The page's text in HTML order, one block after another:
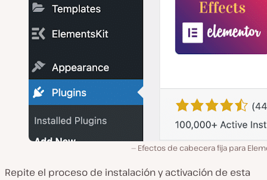
Efectos de cabecera fija para
Repite el proceso de instalación y activación de esta